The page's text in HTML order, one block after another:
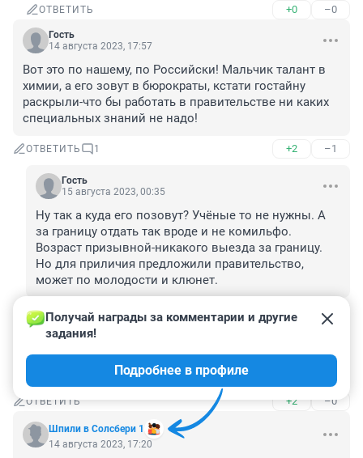
ОТВЕТИТЬ +0 –0
Гость
14 августа 2023, 17:57
Вот это по нашему, по Российски! Мальчик талант в
химии, а его зовут в бюрократы, кстати гостайну
раскрыли-что бы работать в правительстве ни каких
специальных знаний не надо!
ОТВЕТИТЬ 1 +2 –1
Гость
15 августа 2023, 00:35
Ну так а куда его позовут? Учёные то не нужны. А
за границу отдать так вроде и не комильфо.
Возраст призывной-никакого выезда за границу.
Но для приличия предложили правительство,
может по молодости и клюнет.
ОТВЕТИТЬ –0
Гость
Молодец! Молодчина и Мама!
ОТВЕТИТЬ +2 –0
Шпили в Солсбери 1
Получай награды за комментарии и другие
задания!
Подробнее в профиле
14 августа 2023, 17:20